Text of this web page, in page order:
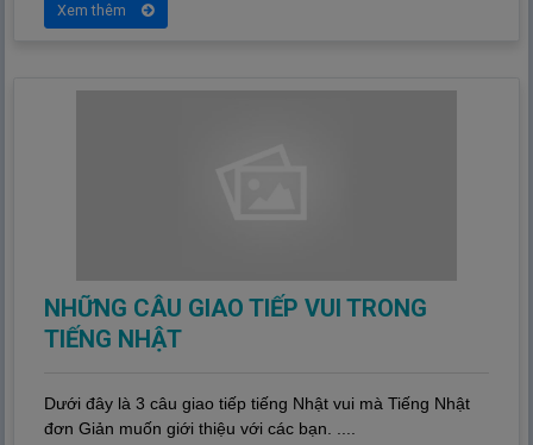
Xem thêm
NHỮNG CÂU GIAO TIẾP VUI TRONG
TIẾNG NHẬT
Dưới đây là 3 câu giao tiếp tiếng Nhật vui mà Tiếng Nhật
đơn Giản muốn giới thiệu với các bạn. ....